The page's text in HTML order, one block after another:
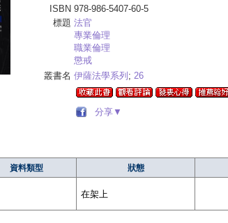
ISBN 978-986-5407-60-5
標題 法官
專業倫理
職業倫理
懲戒
叢書名 伊薩法學系列 ; 26
分享▼
資料類型 狀態
在架上